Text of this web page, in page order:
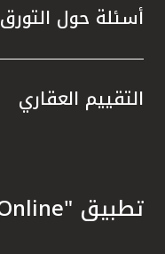
أسئلة حول التورق
التقييم العقاري
تطبيق "KFHOnline" للهواتف الذكية